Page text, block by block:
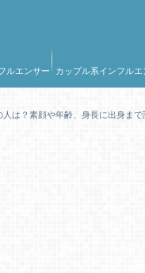
ルエンサー カップル系インフルエ
は？素顔や年齢、身長に出身まで